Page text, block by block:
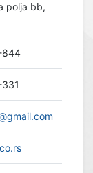
polja bb,